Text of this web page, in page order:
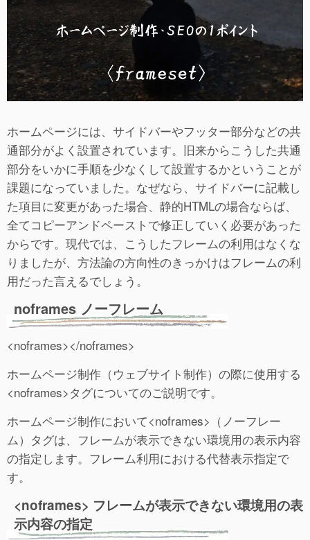
ホームページには、サイドバーやフッター部分などの共
通部分がよく設置されています。旧来からこうした共通
部分をいかに手順を少なくして設置するかということが
課題になっていました。なぜなら、サイドバーに記載し
た項目に変更があった場合、静的HTMLの場合ならば、
全てコピーアンドペーストで修正していく必要があった
からです。現代では、こうしたフレームの利用はなくな
りましたが、方法論の方向性のきっかけはフレームの利
用だった言えるでしょう。
noframes ノーフレーム
<noframes></noframes>
ホームページ制作（ウェブサイト制作）の際に使用する
<noframes>タグについてのご説明です。
ホームページ制作において<noframes>（ノーフレー
ム）タグは、フレームが表示できない環境用の表示内容
の指定します。フレーム利用における代替表示指定で
す。
<noframes> フレームが表示できない環境用の表
示内容の指定